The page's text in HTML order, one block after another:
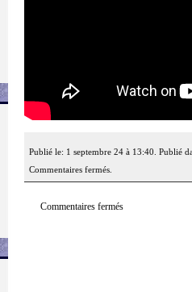
Publié le: 1 septembre 24 à 13:40. Publié
Commentaires fermés.
Commentaires fermés